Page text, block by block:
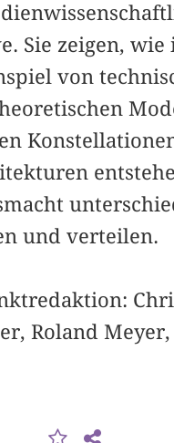
Sie zeigen, wie
von
und verteilen.
Roland